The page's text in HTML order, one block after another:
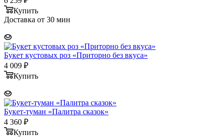
Купить
Доставка от 30 мин
Букет кустовых роз «Приторно без вкуса»
4 009 ₽
Купить
Букет-туман «Палитра сказок»
4 360 ₽
Купить